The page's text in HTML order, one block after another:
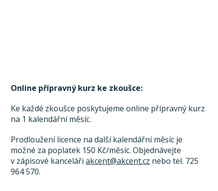
Online přípravný kurz ke zkoušce:
Ke každé zkoušce poskytujeme online přípravný kurz
na 1 kalendářní měsíc.
Prodloužení licence na další kalendářní měsíc je
možné za poplatek 150 Kč/měsíc. Objednávejte
v zápisové kancelářiakcent@akcent.cz nebo tel. 725
964 570.